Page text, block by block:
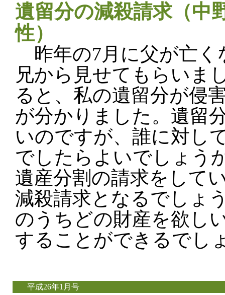
遺留分の減殺請求（中
性）
昨年の7月に父が亡く
兄から見せてもらいま
ると、私の遺留分が侵
が分かりました。遺留
いのですが、誰に対し
でしたらよいでしょう
遺産分割の請求をして
減殺請求となるでしょ
のうちどの財産を欲し
することができるでし
平成26年1月号